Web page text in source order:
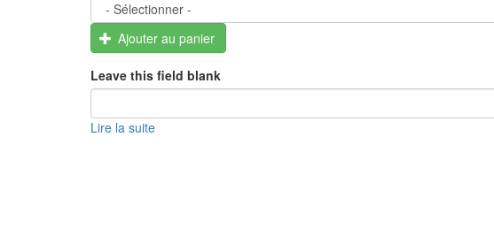
Ajouter au panier
Leave this field blank
Lire la suite